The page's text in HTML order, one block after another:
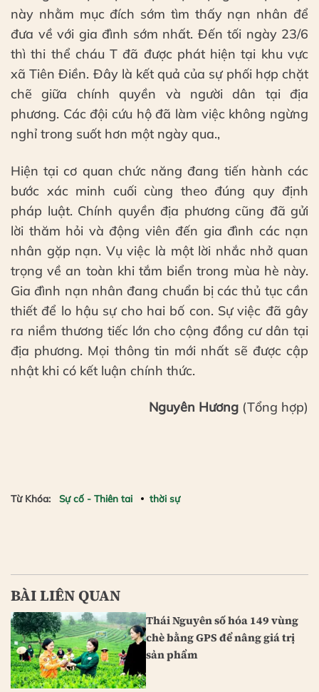
này nhằm mục đích sớm tìm thấy nạn nhân để
đưa về với gia đình sớm nhất. Đến tối ngày 23/6
thì thi thể cháu T đã được phát hiện tại khu vực
xã Tiên Điền. Đây là kết quả của sự phối hợp chặt
chẽ giữa chính quyền và người dân tại địa
phương. Các đội cứu hộ đã làm việc không ngừng
nghỉ trong suốt hơn một ngày qua.,
Hiện tại cơ quan chức năng đang tiến hành các
bước xác minh cuối cùng theo đúng quy định
pháp luật. Chính quyền địa phương cũng đã gửi
lời thăm hỏi và động viên đến gia đình các nạn
nhân gặp nạn. Vụ việc là một lời nhắc nhở quan
trọng về an toàn khi tắm biển trong mùa hè này.
Gia đình nạn nhân đang chuẩn bị các thủ tục cần
thiết để lo hậu sự cho hai bố con. Sự việc đã gây
ra niềm thương tiếc lớn cho cộng đồng cư dân tại
địa phương. Mọi thông tin mới nhất sẽ được cập
nhật khi có kết luận chính thức.
Nguyên Hương (Tổng hợp)
Từ Khóa: Sự cố - Thiên tai thời sự
BÀI LIÊN QUAN
Thái Nguyên số hóa 149 vùng
chè bằng GPS để nâng giá trị
sản phẩm